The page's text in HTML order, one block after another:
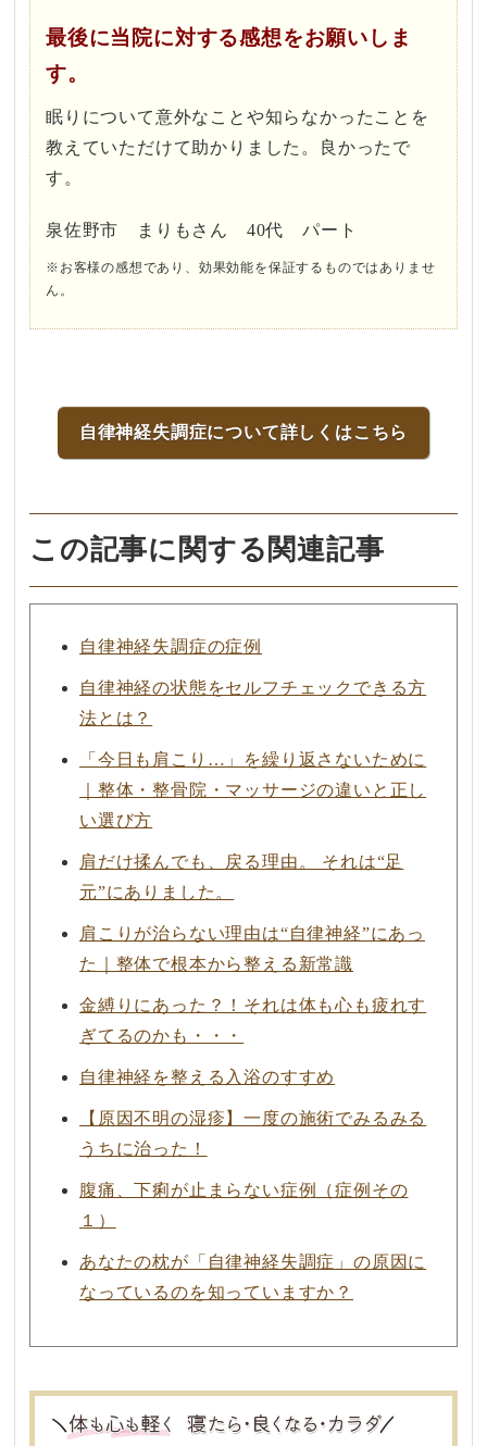
最後に当院に対する感想をお願いしま
す。
眠りについて意外なことや知らなかったことを
教えていただけて助かりました。良かったで
す。
泉佐野市 まりもさん 40代 パート
※お客様の感想であり、効果効能を保証するものではありませ
ん。
自律神経失調症について詳しくはこちら
この記事に関する関連記事
自律神経失調症の症例
自律神経の状態をセルフチェックできる方
法とは？
「今日も肩こり…」を繰り返さないために
｜整体・整骨院・マッサージの違いと正し
い選び方
肩だけ揉んでも、戻る理由。 それは“足
元”にありました。
肩こりが治らない理由は“自律神経”にあっ
た｜整体で根本から整える新常識
金縛りにあった？！それは体も心も疲れす
ぎてるのかも・・・
自律神経を整える入浴のすすめ
【原因不明の湿疹】一度の施術でみるみる
うちに治った！
腹痛、下痢が止まらない症例（症例その
１）
あなたの枕が「自律神経失調症」の原因に
なっているのを知っていますか？